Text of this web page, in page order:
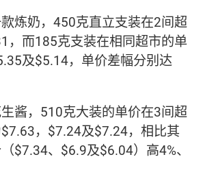
炼奶，450克直立支装在2间超
，而185克支装在相同超市的单
及$5.14，单价差幅分别达
酱，510克大装的单价在3间超
，$7.24及$7.24，相比其
$7.34、$6.9及$6.04）高4%、